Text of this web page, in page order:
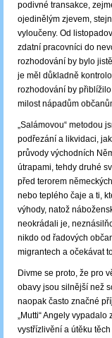
podivné transakce,
ojedinělým zjevem,
vyloučeny. Od
zdatní pracovníci do
rozhodování by bylo
je měl důkladně
rozhodování by
milost nápadům
„Salámovou“ metodou
podřezání a likvidaci,
průvody východních
útrapami, tehdy druhé
před terorem
nebo teplého čaje a ti,
výhody, natož
neokrádali je,
nikdo od řadových
migrantech a očekávat
Divme se proto, že pro
obavy jsou silnější než
naopak často značné
„Mutti“ Angely
vystřízlivění a útěku